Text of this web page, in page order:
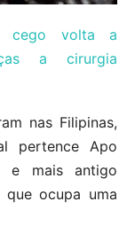
cego volta a
a cirurgia
nas Filipinas,
pertence Apo
e mais antigo
ocupa uma